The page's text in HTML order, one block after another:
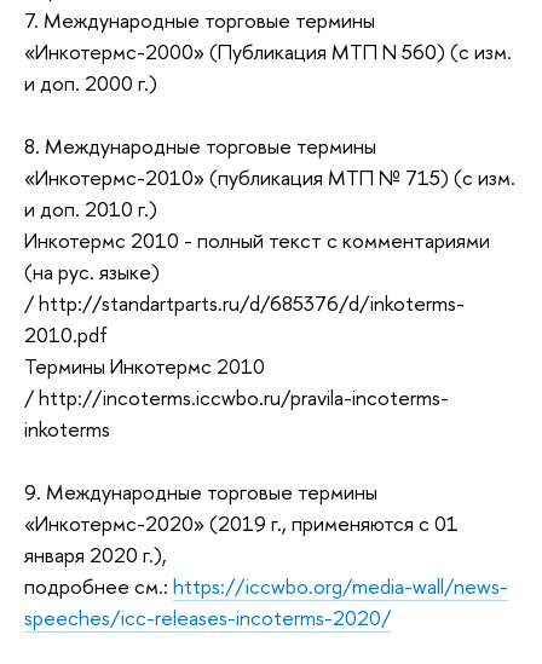
7. Международные торговые термины
«Инкотермс-2000» (Публикация МТП N 560) (с изм.
и доп. 2000 г.)
8. Международные торговые термины
«Инкотермс-2010» (публикация МТП № 715) (с изм.
и доп. 2010 г.)
Инкотермс 2010 - полный текст с комментариями
(на рус. языке)
/ http://standartparts.ru/d/685376/d/inkoterms-
2010.pdf
Термины Инкотермс 2010
/ http://incoterms.iccwbo.ru/pravila-incoterms-
inkoterms
9. Международные торговые термины
«Инкотермс-2020» (2019 г., применяются с 01
января 2020 г.),
подробнее см.: https://iccwbo.org/media-wall/news-
speeches/icc-releases-incoterms-2020/